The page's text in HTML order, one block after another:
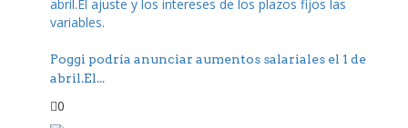
Poggi podría anunciar aumentos salariales el 1 de
abril.El...
0